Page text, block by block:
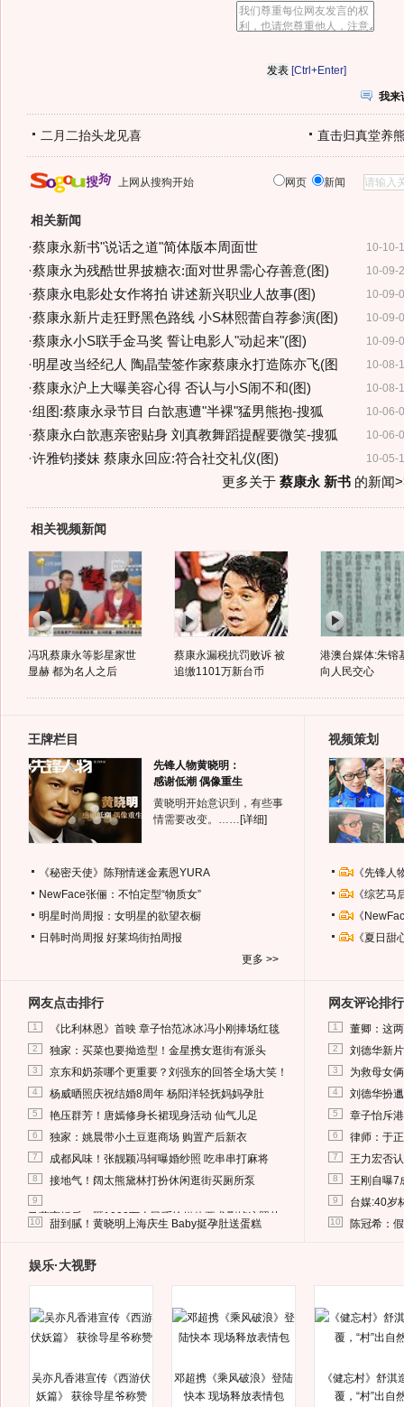
[Ctrl+Enter]
我来
二月二抬头龙见喜 直击归真堂养
上网从搜狗开始 网页 新闻
相关新闻
10-10-
·蔡康永新书"说话之道"简体版本周面世
10-09-
·蔡康永为残酷世界披糖衣:面对世界需心存善意(图)
10-09-
·蔡康永电影处女作将拍 讲述新兴职业人故事(图)
10-09-
·蔡康永新片走狂野黑色路线 小S林熙蕾自荐参演(图)
10-09-
·蔡康永小S联手金马奖 誓让电影人"动起来"(图)
10-08-
·明星改当经纪人 陶晶莹签作家蔡康永打造陈亦飞(图
10-08-
·蔡康永沪上大曝美容心得 否认与小S闹不和(图)
10-06-
·组图:蔡康永录节目 白歆惠遭"半裸"猛男熊抱-搜狐
10-06-
·蔡康永白歆惠亲密贴身 刘真教舞蹈提醒要微笑-搜狐
10-05-
·许雅钧搂妹 蔡康永回应:符合社交礼仪(图)
更多关于 蔡康永 新书的新闻
相关视频新闻
冯巩蔡康永等影星家世
显赫 都为名人之后
蔡康永漏税抗罚败诉 被
追缴1101万新台币
港澳台媒体:朱镕
向人民交心
王牌栏目
先锋人物黄晓明：
感谢低潮 偶像重生
黄晓明开始意识到，有些事
情需要改变。…… [详细]
《秘密天使》陈翔情迷金素恩YURA
NewFace张俪：不怕定型“物质女”
明星时尚周报：女明星的欲望衣橱
日韩时尚周报 好莱坞街拍周报
更多 >>
视频策划
《先锋
《综艺
《
《夏日
网友点击排行
1 《比利林恩》首映 章子怡范冰冰冯小刚捧场红毯
2 独家：买菜也要拗造型！金星携女逛街有派头
3 京东和奶茶哪个更重要？刘强东的回答全场大笑！
4 杨威晒照庆祝结婚8周年 杨阳洋轻抚妈妈孕肚
5 艳压群芳！唐嫣修身长裙现身活动 仙气儿足
6 独家：姚晨带小土豆逛商场 购置产后新衣
7 成都风味！张靓颖冯轲曝婚纱照 吃串串打麻将
8 接地气！阔太熊黛林打扮休闲逛街买厕所泵
9
马蓉离婚后，砸1000万人民币给媒体要求删掉这照片
10 甜到腻！黄晓明上海庆生 Baby挺孕肚送蛋糕
网友评论排行
1 董卿：这
2 刘德华新
3 为救母女
4 刘德华扮
5 章子怡斥
6 律师：于
7 王力宏否
8 王刚自曝7
9 台媒:40岁
10 陈冠希：
娱乐·大视野
吴亦凡香港宣传《西游伏
妖篇》 获徐导星爷称赞
邓超携《乘风破浪》登陆
快本 现场释放表情包
《健忘村》舒淇
覆，“村”出自